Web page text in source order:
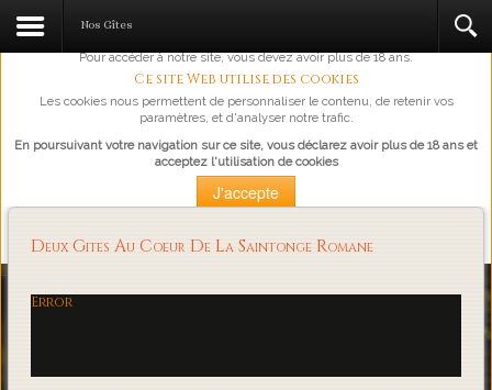
L'abus d'alcool est dangereux pour la santé, à consommer avec
Pour accéder à notre site, vous devez avoir plus de 18 ans.
Ce site Web utilise des cookies
Les cookies nous permettent de personnaliser le contenu, de retenir vos
paramètres, et d'analyser notre trafic.
En poursuivant votre navigation sur ce site, vous déclarez avoir plus de 18 ans et
acceptez l'utilisation de cookies
J'accepte
Loading...
Nos Gîtes
Deux Gites Au Coeur De La Saintonge Romane
Error